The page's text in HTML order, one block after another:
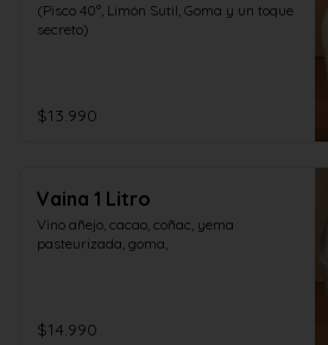
(Pisco 40°, Limón Sutil, Goma y un toque
secreto)
$13.990
Vaina 1 Litro
Vino añejo, cacao, coñac, yema
pasteurizada, goma,
$14.990